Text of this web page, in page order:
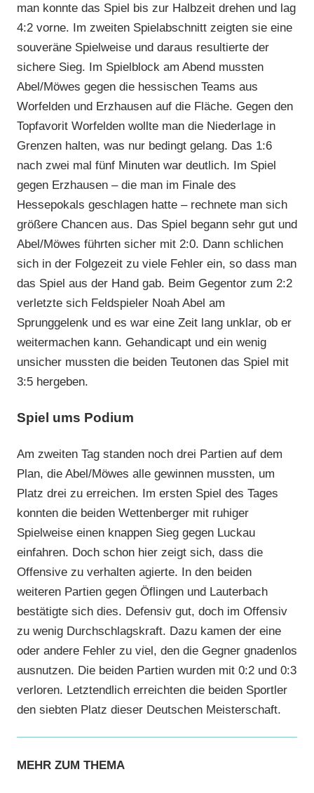
man konnte das Spiel bis zur Halbzeit drehen und lag
4:2 vorne. Im zweiten Spielabschnitt zeigten sie eine
souveräne Spielweise und daraus resultierte der
sichere Sieg. Im Spielblock am Abend mussten
Abel/Möwes gegen die hessischen Teams aus
Worfelden und Erzhausen auf die Fläche. Gegen den
Topfavorit Worfelden wollte man die Niederlage in
Grenzen halten, was nur bedingt gelang. Das 1:6
nach zwei mal fünf Minuten war deutlich. Im Spiel
gegen Erzhausen – die man im Finale des
Hessepokals geschlagen hatte – rechnete man sich
größere Chancen aus. Das Spiel begann sehr gut und
Abel/Möwes führten sicher mit 2:0. Dann schlichen
sich in der Folgezeit zu viele Fehler ein, so dass man
das Spiel aus der Hand gab. Beim Gegentor zum 2:2
verletzte sich Feldspieler Noah Abel am
Sprunggelenk und es war eine Zeit lang unklar, ob er
weitermachen kann. Gehandicapt und ein wenig
unsicher mussten die beiden Teutonen das Spiel mit
3:5 hergeben.
Spiel ums Podium
Am zweiten Tag standen noch drei Partien auf dem
Plan, die Abel/Möwes alle gewinnen mussten, um
Platz drei zu erreichen. Im ersten Spiel des Tages
konnten die beiden Wettenberger mit ruhiger
Spielweise einen knappen Sieg gegen Luckau
einfahren. Doch schon hier zeigt sich, dass die
Offensive zu verhalten agierte. In den beiden
weiteren Partien gegen Öflingen und Lauterbach
bestätigte sich dies. Defensiv gut, doch im Offensiv
zu wenig Durchschlagskraft. Dazu kamen der eine
oder andere Fehler zu viel, den die Gegner gnadenlos
ausnutzen. Die beiden Partien wurden mit 0:2 und 0:3
verloren. Letztendlich erreichten die beiden Sportler
den siebten Platz dieser Deutschen Meisterschaft.
MEHR ZUM THEMA